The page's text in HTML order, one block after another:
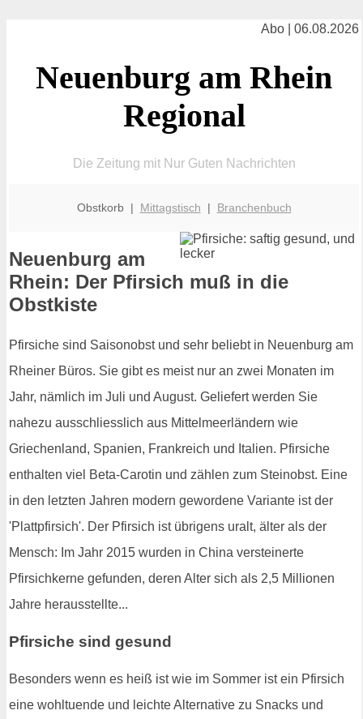
Abo | 06.08.2026
Neuenburg am Rhein
Regional
Die Zeitung mit Nur Guten Nachrichten
Obstkorb | Mittagstisch | Branchenbuch
Neuenburg am
Rhein: Der Pfirsich muß in die
Obstkiste
Pfirsiche sind Saisonobst und sehr beliebt in Neuenburg am
Rheiner Büros. Sie gibt es meist nur an zwei Monaten im
Jahr, nämlich im Juli und August. Geliefert werden Sie
nahezu ausschliesslich aus Mittelmeerländern wie
Griechenland, Spanien, Frankreich und Italien. Pfirsiche
enthalten viel Beta-Carotin und zählen zum Steinobst. Eine
in den letzten Jahren modern gewordene Variante ist der
'Plattpfirsich'. Der Pfirsich ist übrigens uralt, älter als der
Mensch: Im Jahr 2015 wurden in China versteinerte
Pfirsichkerne gefunden, deren Alter sich als 2,5 Millionen
Jahre herausstellte...
Pfirsiche sind gesund
Besonders wenn es heiß ist wie im Sommer ist ein Pfirsich
eine wohltuende und leichte Alternative zu Snacks und